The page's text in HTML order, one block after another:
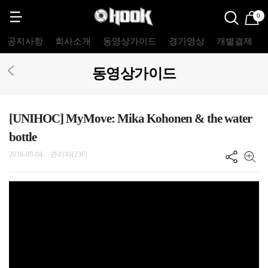
0
공지사항 회사소개 동영상가이드 경기영상 개별결제
동영상가이드
[UNIHOC] MyMove: Mika Kohonen & the water
bottle
2018-09-04 관리자(236)